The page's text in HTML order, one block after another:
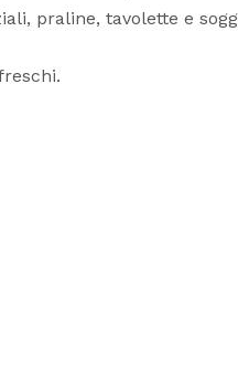
praline, tavolette e